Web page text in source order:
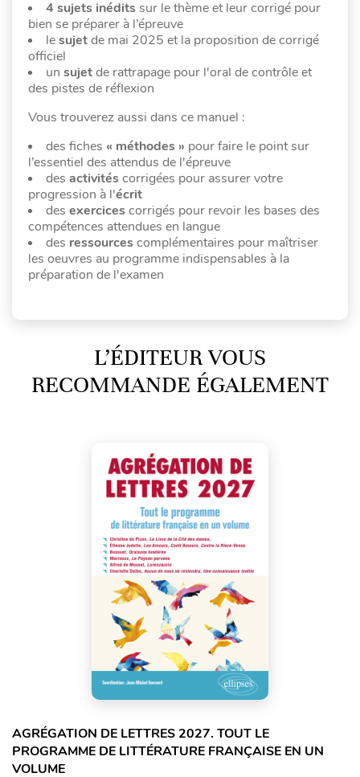
4 sujets inédits sur le thème et leur corrigé pour
bien se préparer à l’épreuve
lesujetde mai 2025 et la proposition de corrigé
officiel
un sujetde rattrapage pour l'oral de contrôle et
des pistes de réflexion
Vous trouverez aussi dans ce manuel :
des fiches « méthodes » pour faire le point sur
l’essentiel des attendus de l'épreuve
des activités corrigées pour assurer votre
progression à l'écrit
des exercices corrigés pour revoir les bases des
compétences attendues en langue
des ressources complémentaires pour maîtriser
les oeuvres au programme indispensables à la
préparation de l'examen
L’ÉDITEUR VOUS
RECOMMANDE ÉGALEMENT
AGRÉGATION DE LETTRES 2027. TOUT LE
PROGRAMME DE LITTÉRATURE FRANÇAISE EN UN
VOLUME